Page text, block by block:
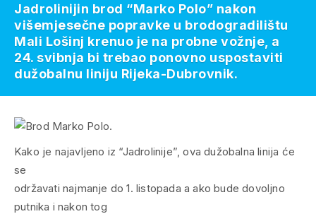
Kako je najavljeno iz “Jadrolinije”, ova dužobalna linija će
se
održavati najmanje do 1. listopada a ako bude dovoljno
putnika i nakon tog
Jadrolinijin brod “Marko Polo” nakon
višemjesečne popravke u brodogradilištu
Mali Lošinj krenuo je na probne vožnje, a
24. svibnja bi trebao ponovno uspostaviti
dužobalnu liniju Rijeka-Dubrovnik.